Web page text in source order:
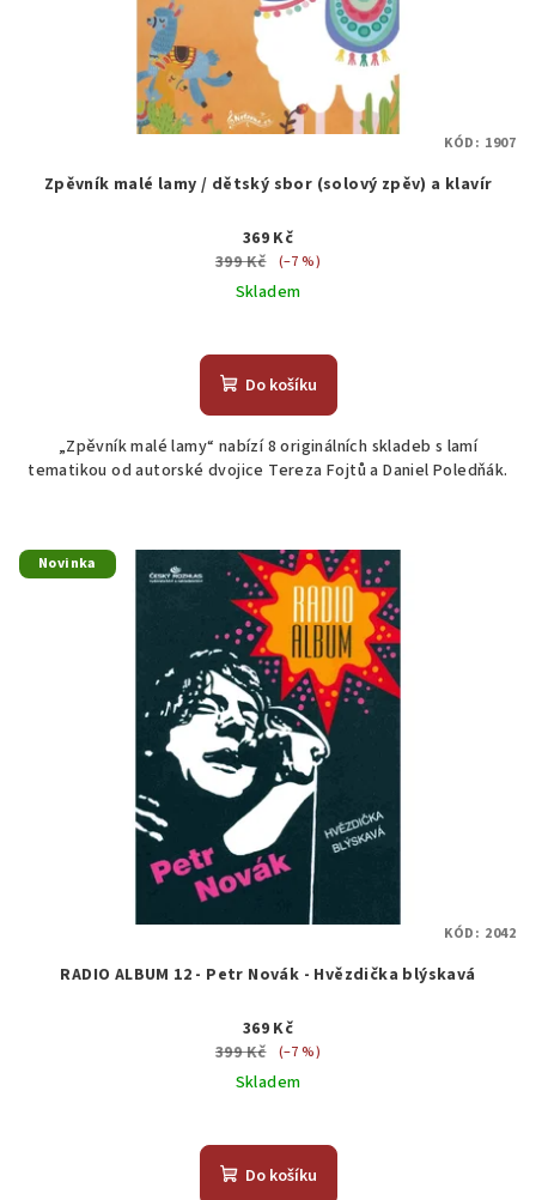
Zpěvník malé lamy / dětský sbor (solový zpěv) a klavír
369 Kč
399 Kč
(–7 %)
Skladem
Do košíku
„Zpěvník malé lamy“ nabízí 8 originálních skladeb s lamí
tematikou od autorské dvojice Tereza Fojtů a Daniel Poledňák.
KÓD: 1907
Novinka
RADIO ALBUM 12 - Petr Novák - Hvězdička blýskavá
369 Kč
399 Kč
(–7 %)
Skladem
Do košíku
KÓD: 2042